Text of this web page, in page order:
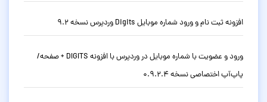
افزونه ثبت نام و ورود شماره موبایل Digits وردپرس نسخه 9.2
ورود و عضویت با شماره موبایل در وردپرس با افزونه DIGITS + صفحه/
پاپ‌آپ اختصاصی نسخه 0.9.2.4